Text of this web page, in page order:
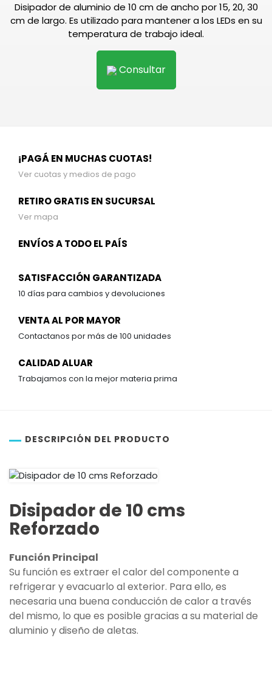
Disipador de aluminio de 10 cm de ancho por 15, 20, 30
cm de largo. Es utilizado para mantener a los LEDs en su
temperatura de trabajo ideal.
Consultar
¡PAGÁ EN MUCHAS CUOTAS!
Ver cuotas y medios de pago
RETIRO GRATIS EN SUCURSAL
Ver mapa
ENVÍOS A TODO EL PAÍS
SATISFACCIÓN GARANTIZADA
10 días para cambios y devoluciones
VENTA AL POR MAYOR
Contactanos por más de 100 unidades
CALIDAD ALUAR
Trabajamos con la mejor materia prima
DESCRIPCIÓN DEL PRODUCTO
Disipador de 10 cms
Reforzado
Función Principal
Su función es extraer el calor del componente a
refrigerar y evacuarlo al exterior. Para ello, es
necesaria una buena conducción de calor a través
del mismo, lo que es posible gracias a su material de
aluminio y diseño de aletas.